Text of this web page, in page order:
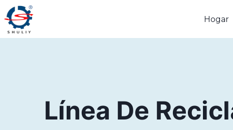
Saltar
al
contenido
Hogar
Línea De